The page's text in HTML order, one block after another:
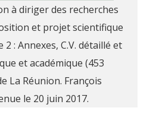
list
à diriger des recherches
et projet scientifique
2 : Annexes, C.V. détaillé et
et académique (453
La Réunion. François
le 20 juin 2017.